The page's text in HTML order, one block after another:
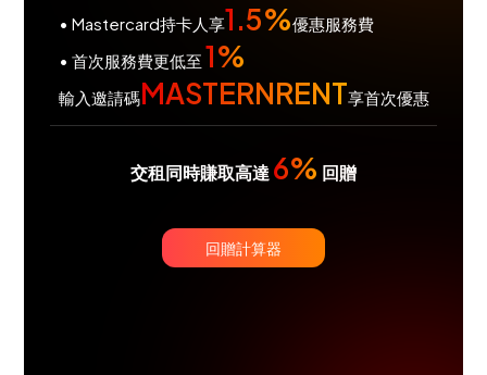
• Mastercard持卡人享1.5%優惠服務費
• 首次服務費更低至 1%
輸入邀請碼MASTERNRENT享首次優惠
交租同時賺取高達 6% 回贈
回贈計算器